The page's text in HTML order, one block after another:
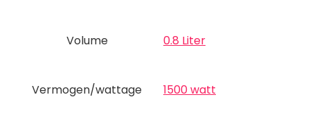
Volume ‎0.8 Liter
Vermogen/wattage ‎1500 watt